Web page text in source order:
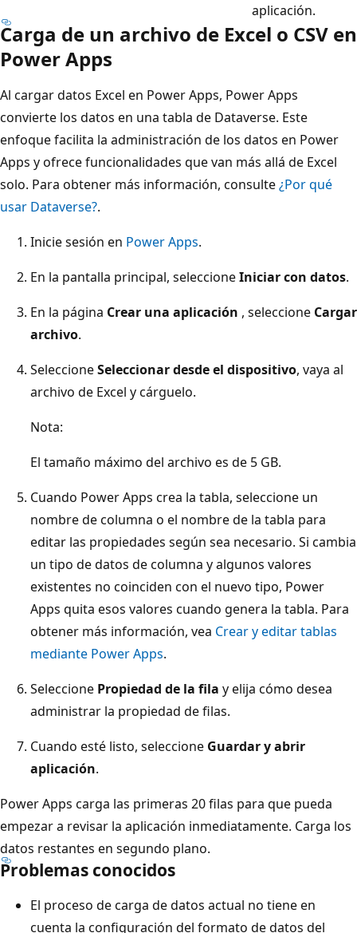
aplicación.
Carga de un archivo de Excel o CSV en
Power Apps
Al cargar datos Excel en Power Apps, Power Apps
convierte los datos en una tabla de Dataverse. Este
enfoque facilita la administración de los datos en Power
Apps y ofrece funcionalidades que van más allá de Excel
solo. Para obtener más información, consulte¿Por qué
usar Dataverse?.
Inicie sesión en Power Apps.
En la pantalla principal, seleccioneIniciar con datos.
En la página Crear una aplicación , seleccione Cargar
archivo.
SeleccioneSeleccionar desde el dispositivo, vaya al
archivo de Excel y cárguelo.
Nota:
El tamaño máximo del archivo es de 5 GB.
Cuando Power Apps crea la tabla, seleccione un
nombre de columna o el nombre de la tabla para
editar las propiedades según sea necesario. Si cambia
un tipo de datos de columna y algunos valores
existentes no coinciden con el nuevo tipo, Power
Apps quita esos valores cuando genera la tabla. Para
obtener más información, vea Crear y editar tablas
mediante Power Apps.
Seleccione Propiedad de la fila y elija cómo desea
administrar la propiedad de filas.
Cuando esté listo, seleccione Guardar y abrir
aplicación.
Power Apps carga las primeras 20 filas para que pueda
empezar a revisar la aplicación inmediatamente. Carga los
datos restantes en segundo plano.
Problemas conocidos
El proceso de carga de datos actual no tiene en
cuenta la configuración del formato de datos del